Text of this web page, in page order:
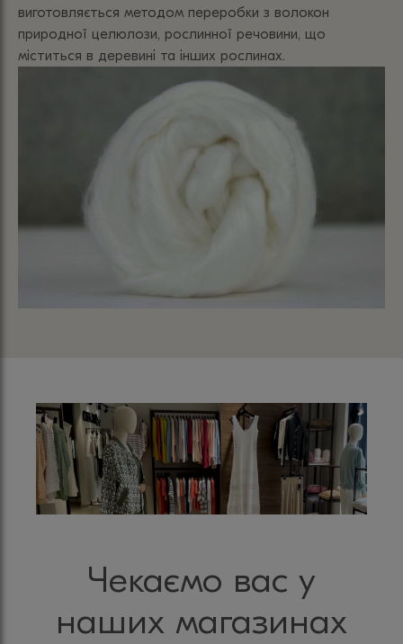
виготовляється методом переробки з волокон
природної целюлози, рослинної речовини, що
міститься в деревині та інших рослинах.
Чекаємо вас у
наших магазинах